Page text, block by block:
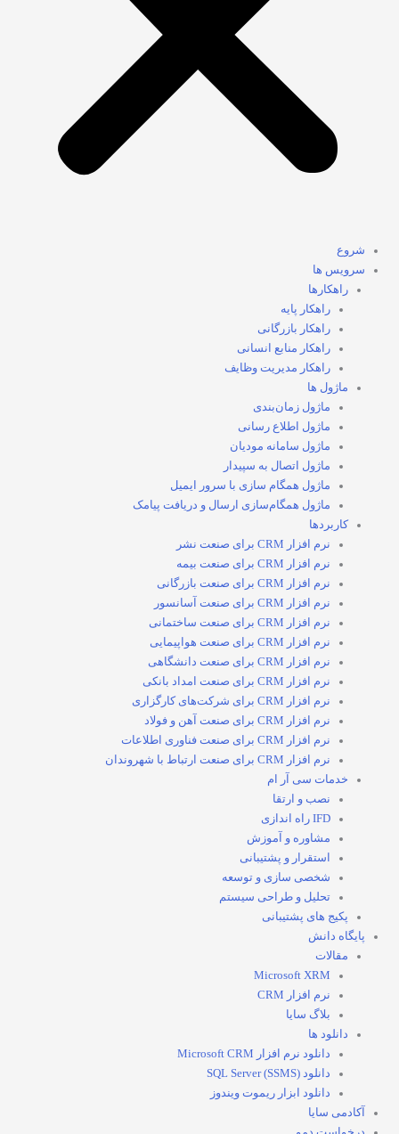
شروع
سرویس ها
راهکارها
راهکار پایه
راهکار بازرگانی
راهکار منابع انسانی
راهکار مدیریت وظایف
ماژول ها
ماژول زمان‌بندی
ماژول اطلاع رسانی
ماژول سامانه مودیان
ماژول اتصال به سپیدار
ماژول همگام سازی با سرور ایمیل
ماژول همگام‌سازی ارسال و دریافت پیامک
کاربردها
نرم افزار CRM برای صنعت نشر
نرم افزار CRM برای صنعت بیمه
نرم افزار CRM برای صنعت بازرگانی
نرم افزار CRM برای صنعت آسانسور
نرم افزار CRM برای صنعت ساختمانی
نرم افزار CRM برای صنعت هواپیمایی
نرم افزار CRM برای صنعت دانشگاهی
نرم افزار CRM برای صنعت امداد بانکی
نرم افزار CRM برای شرکت‌های کارگزاری
نرم افزار CRM برای صنعت آهن و فولاد
نرم افزار CRM برای صنعت فناوری اطلاعات
نرم افزار CRM برای صنعت ارتباط با شهروندان
خدمات سی آر ام
نصب و ارتقا
IFD راه اندازی
مشاوره و آموزش
استقرار و پشتیبانی
شخصی سازی و توسعه
تحلیل و طراحی سیستم
پکیج های پشتیبانی
پایگاه دانش
مقالات
Microsoft XRM
نرم افزار CRM
بلاگ سایا
دانلود ها
دانلود نرم افزار Microsoft CRM
دانلود SQL Server (SSMS)
دانلود ابزار ریموت ویندوز
آکادمی سایا